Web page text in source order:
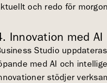
och redo för
Innovation med AI
Studio
med AI och
stödjer